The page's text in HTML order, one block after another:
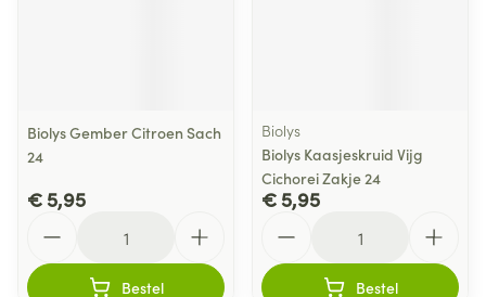
Biolys Gember Citroen Sach
24
€ 5,95
Bestel
Biolys
Biolys Kaasjeskruid Vijg
Cichorei Zakje 24
€ 5,95
Bestel